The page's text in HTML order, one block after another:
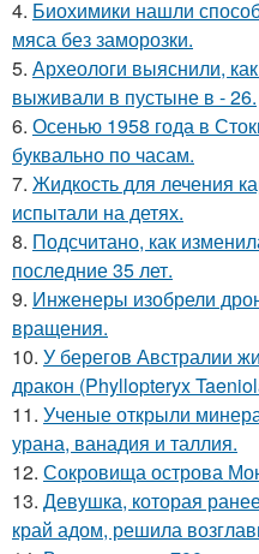
4. Биохимики нашли
мяса без заморозки.
5. Археологи выяснили,
выживали в пустыне в - 26.
6. Осенью 1958 года в
буквально по часам.
7. Жидкость для лечения
испытали на детях.
8. Подсчитано, как
последние 35 лет.
9. Инженеры изобрели
вращения.
10. У берегов Австралии
дракон (Phyllopteryx
11. Ученые открыли
урана, ванадия и таллия.
12. Сокровища острова
13. Девушка, которая
край адом, решила